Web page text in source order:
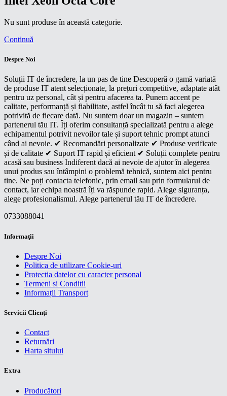
Nu sunt produse în această categorie.
Continuă
Despre Noi
Soluții IT de încredere, la un pas de tine Descoperă o gamă variată
de produse IT atent selecționate, la prețuri competitive, adaptate atât
pentru uz personal, cât și pentru afacerea ta. Punem accent pe
calitate, performanță și fiabilitate, astfel încât tu să faci alegerea
potrivită de fiecare dată. Nu suntem doar un magazin – suntem
partenerul tău IT. Îți oferim consultanță specializată pentru a alege
echipamentul potrivit nevoilor tale și suport tehnic prompt atunci
când ai nevoie. ✔ Recomandări personalizate ✔ Produse verificate
și de calitate ✔ Suport IT rapid și eficient ✔ Soluții complete pentru
acasă sau business Indiferent dacă ai nevoie de ajutor în alegerea
unui produs sau întâmpini o problemă tehnică, suntem aici pentru
tine. Ne poți contacta telefonic, prin email sau prin formularul de
contact, iar echipa noastră îți va răspunde rapid. Alege siguranța,
alege profesionalismul. Alege partenerul tău IT de încredere.
0733088041
Informaţii
Despre Noi
Politica de utilizare Cookie-uri
Protectia datelor cu caracter personal
Termeni si Conditii
Informații Transport
Servicii Clienţi
Contact
Returnări
Harta sitului
Extra
Producători